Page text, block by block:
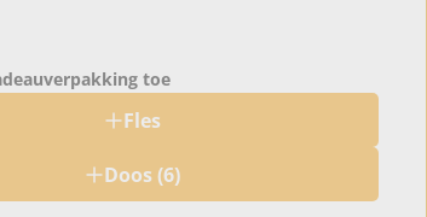
toe
Fles
Doos (6)